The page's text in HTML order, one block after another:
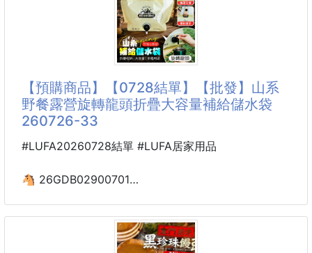
🇯🇵日本製made in Japan 天然安全健康💪🏻💪🏻💪🏻💪🏻🇯🇵
商品成分當中含有“雙尾菌”，是人體腸內的幾種細菌之
有促進葡萄糖的發酵及促進乳酸的生成的作用，並且能
但是隨著人年齡的增長其存在數量在人體中不斷的減
少。
雙尾菌成分的減少，使人體攝入的葡萄糖不能夠充分的
發酵，乳酸的生成也特別的慢，
致出現肥胖的症狀。
注意事項：
【預購商品】【0728結單】【批發】山系
野餐露營旋轉龍頭折疊大容量補給儲水袋
260726-33
#LUFA20260728結單 #LUFA居家用品
🐴 26GDB02900701